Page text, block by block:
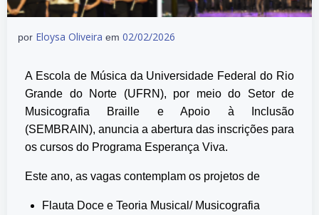
por Eloysa Oliveira em 02/02/2026
A Escola de Música da Universidade Federal do Rio
Grande do Norte (UFRN), por meio do Setor de
Musicografia Braille e Apoio à Inclusão
(SEMBRAIN), anuncia a abertura das inscrições para
os cursos do Programa Esperança Viva.
Este ano, as vagas contemplam os projetos de
Flauta Doce e Teoria Musical/ Musicografia